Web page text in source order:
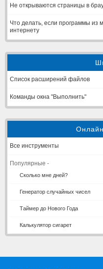
Не открываются страницы в
Что делать, если программы из
интернету
Список расширений файлов
Команды окна "Выполнить"
Все инструменты
Популярные -
Сколько мне дней?
Генератор случайных чисел
Таймер до Нового Года
Калькулятор сигарет